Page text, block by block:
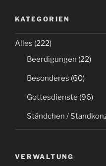
KATEGORIEN
Alles (222)
Beerdigungen (22)
Besonderes (60)
Gottesdienste (96)
Ständchen /
VERWALTUNG